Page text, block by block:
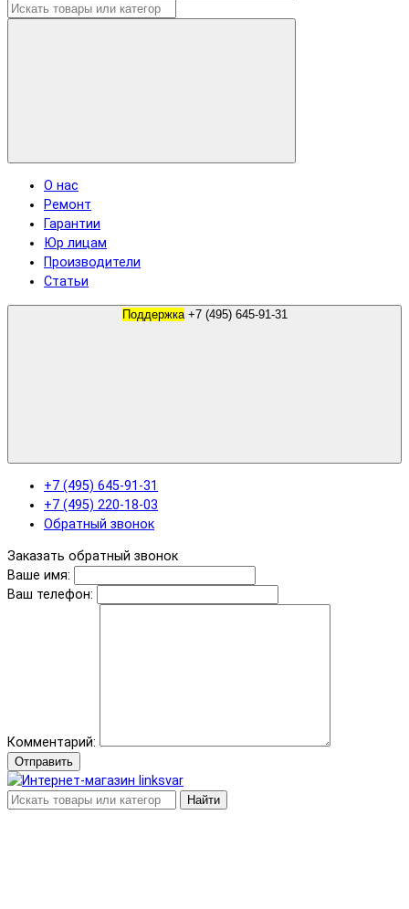
О нас
Ремонт
Гарантии
Юр лицам
Производители
Статьи
Поддержка
+7 (495) 645-91-31
+7 (495) 220-18-03
Обратный звонок
Заказать обратный звонок
Ваше имя:
Ваш телефон:
Комментарий:
Отправить
Найти